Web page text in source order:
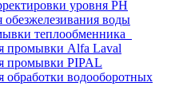
уровня PH
воды
теплообменника
промывки Alfa Laval
промывки PIPAL
обработки водооборотных